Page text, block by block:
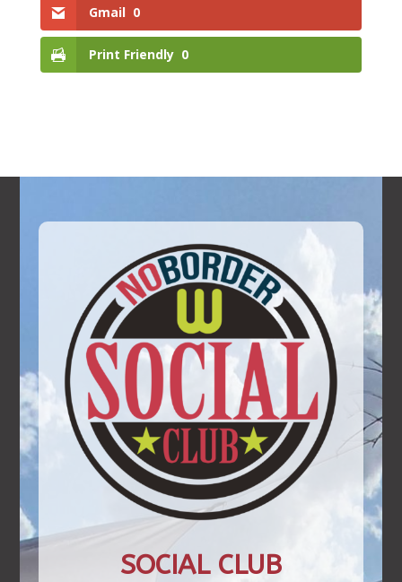
Gmail 0
Print Friendly 0
SOCIAL CLUB